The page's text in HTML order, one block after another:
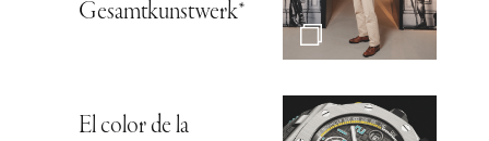
Gesamtkunstwerk*
El color de la